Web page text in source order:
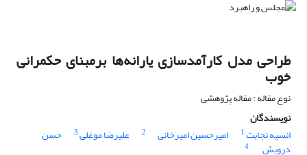
طراحی مدل کارآمدسازی یارانه‌ها بر‌مبنای حکمرانی
خوب
نوع مقاله : مقاله پژوهشی
نویسندگان
انسیه نجابت1 امیرحسین امیرخانی 2 علیرضا موغلی3 حسن
درویش
4